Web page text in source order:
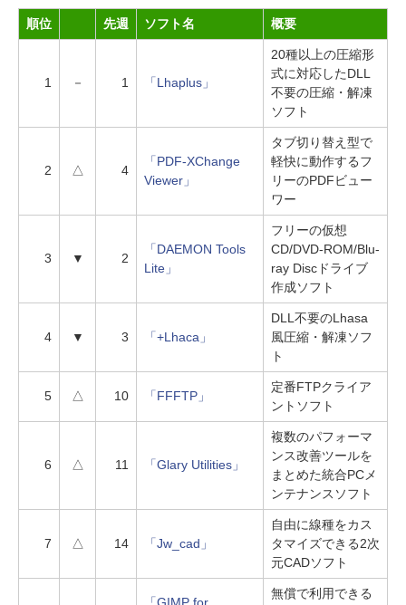
順位 先週 ソフト名 概要
1 － 1 「Lhaplus」
20種以上の圧縮形
式に対応したDLL
不要の圧縮・解凍
ソフト
2 △ 4
「PDF-XChange
Viewer」
タブ切り替え型で
軽快に動作するフ
リーのPDFビュー
ワー
3 ▼ 2
「DAEMON Tools
Lite」
フリーの仮想
CD/DVD-ROM/Blu-
ray Discドライブ
作成ソフト
4 ▼ 3 「+Lhaca」
DLL不要のLhasa
風圧縮・解凍ソフ
ト
5 △ 10 「FFFTP」
定番FTPクライア
ントソフト
6 △ 11 「Glary Utilities」
複数のパフォーマ
ンス改善ツールを
まとめた統合PCメ
ンテナンスソフト
7 △ 14 「Jw_cad」
自由に線種をカス
タマイズできる2次
元CADソフト
無償で利用できる